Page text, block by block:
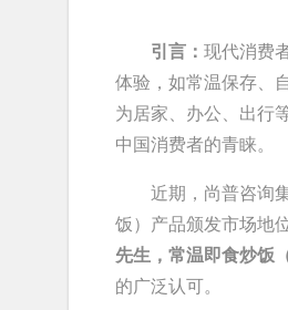
引言： 现代消费
体验，如常温保存、
为居家、办公、出行
中国消费者的青睐。
近期，尚普咨询
饭）产品颁发市场地
先生，常温即食炒饭
的广泛认可。